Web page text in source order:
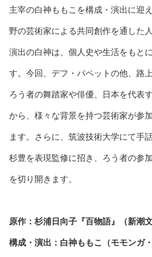
主宰の白神ももこを構成・演出に迎
野の芸術家による共同創作を通した
演出の白神は、個人史や生活をもと
す。今回、デフ・パペットの他、路
ろう者の舞踏家や俳優、日本を代表
から、様々な背景を持つ芸術家が参
ます。さらに、筑波技術大学にて手
杉豊を表現監修に招き、ろう者の参
を切り開きます。
原作：杉浦日向子『百物語』（新潮文
構成・演出：白神ももこ（モモンガ